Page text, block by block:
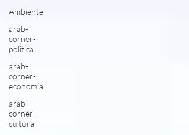
Ambiente
arab-
corner-
politica
arab-
corner-
economia
arab-
corner-
cultura